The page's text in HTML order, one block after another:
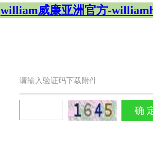
william威廉亚洲官方-
请输入验证码下载附件